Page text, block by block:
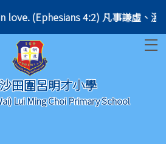
4:2) 凡事謙虛、溫柔
田圍呂明才小學
Lui Ming Choi Primary School